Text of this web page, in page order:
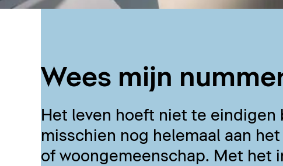
Wees mijn nummer
Het leven hoeft niet te eindigen
misschien nog helemaal aan
of woongemeenschap. Met het